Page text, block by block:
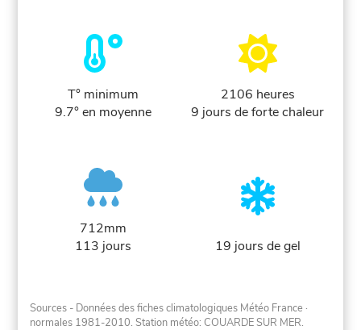
T° minimum
9.7° en moyenne
2106 heures
9 jours de forte chaleur
712mm
113 jours
19 jours de gel
Sources - Données des fiches climatologiques Météo France ·
normales 1981-2010. Station météo: COUARDE SUR MER.